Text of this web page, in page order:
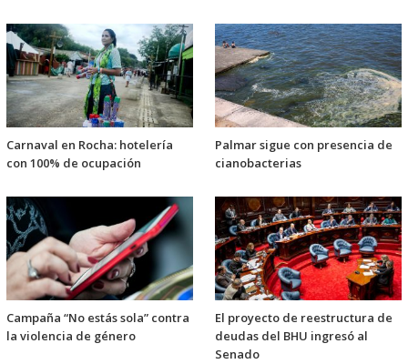
Carnaval en Rocha: hotelería
con 100% de ocupación
Palmar sigue con presencia de
cianobacterias
Campaña “No estás sola” contra
la violencia de género
El proyecto de reestructura de
deudas del BHU ingresó al
Senado